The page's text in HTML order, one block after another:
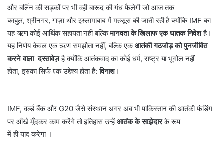
और बर्लिन की सड़कों पर भी वही बारूद की गंध फैलेगी जो आज तक
काबुल, श्रीनगर, गाज़ा और इस्लामाबाद में महसूस की जाती रही है क्योंकि IMF का
यह ऋण कोई आर्थिक सहायता नहीं बल्किमानवता के खिलाफ एक घातक निवेशहै।
यह निर्णय केवल एक ऋण समझौता नहीं, बल्कि एकआतंकी गठजोड़ को पुनर्जीवित
करने वाला दस्तावेज़है क्योंकि आतंकवाद का कोई धर्म, राष्ट्र या भूगोल नहीं
होता, इसका सिर्फ एक उद्देश्य होता है:विनाश।
IMF, वर्ल्ड बैंक और G20 जैसे संस्थान अगर अब भी पाकिस्तान की आतंकी फंडिंग
पर आँखें मूँदकर काम करेंगे तो इतिहास उन्हेंआतंक के साझेदारके रूप
में ही याद करेगा ।